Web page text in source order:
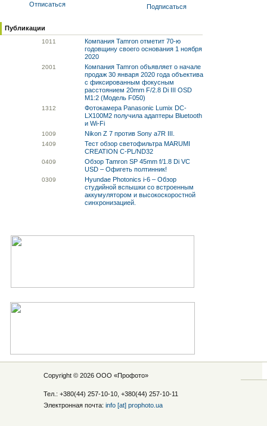
Отписаться Подписаться
Публикации
1011
Компания Tamron отметит 70-ю
годовщину своего основания 1 ноября
2020
2001
Компания Tamron объявляет о начале
продаж 30 января 2020 года объектива
с фиксированным фокусным
расстоянием 20mm F/2.8 Di III OSD
M1:2 (Модель F050)
1312
Фотокамера Panasonic Lumix DC-
LX100M2 получила адаптеры Bluetooth
и Wi-Fi
1009 Nikon Z 7 против Sony a7R III.
1409
Тест обзор светофильтра MARUMI
CREATION C-PL/ND32
0409
Обзор Tamron SP 45mm f/1.8 Di VC
USD – Офигеть полтинник!
0309
Hyundae Photonics i-6 – Обзор
студийной вспышки со встроенным
аккумулятором и высокоскоростной
синхронизацией.
Copyright © 2026 ООО «Профото»
Тел.: +380(44) 257-10-10, +380(44) 257-10-11
Электронная почта: info [at] prophoto.ua